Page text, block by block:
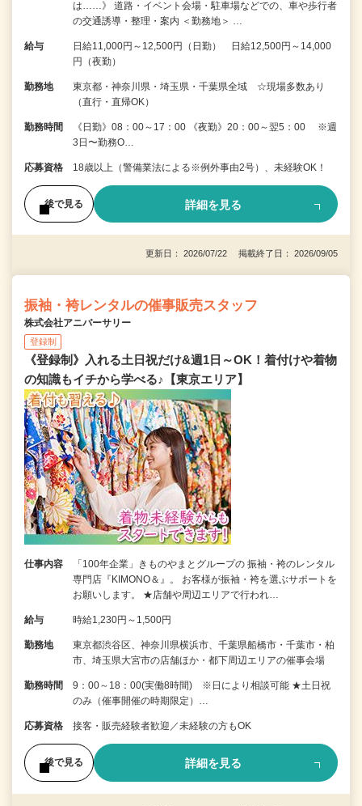
は……》 道路・イベント会場・駐車場などでの、車や歩行者
の交通誘導・整理・案内 ＜勤務地＞ …
給与
日給11,000円～12,500円（日勤） 日給12,500円～14,000
円（夜勤）
勤務地
東京都・神奈川県・埼玉県・千葉県全域 ☆現場多数あり
（直行・直帰OK）
勤務時間
《日勤》08：00～17：00 《夜勤》20：00～翌5：00 ※週
3日〜勤務O…
応募資格 18歳以上（警備業法による※例外事由2号）、未経験OK！
後で見る 詳細を見る
更新日： 2026/07/22 掲載終了日： 2026/09/05
振袖・袴レンタルの催事販売スタッフ
株式会社アニバーサリー
登録制
《登録制》入れる土日祝だけ&週1日～OK！着付けや着物
の知識もイチから学べる♪【東京エリア】
仕事内容
「100年企業」きものやまとグループの 振袖・袴のレンタル
専門店『KIMONO＆』。 お客様が振袖・袴を選ぶサポートを
お願いします。 ★店舗や周辺エリアで行われ…
給与 時給1,230円～1,500円
勤務地
東京都渋谷区、神奈川県横浜市、千葉県船橋市・千葉市・柏
市、埼玉県大宮市の店舗ほか・都下周辺エリアの催事会場
勤務時間
9：00～18：00(実働8時間) ※日により相談可能 ★土日祝
のみ（催事開催の時期限定）…
応募資格 接客・販売経験者歓迎／未経験の方もOK
後で見る 詳細を見る